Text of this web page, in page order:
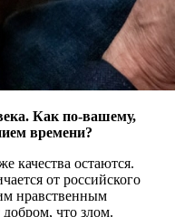
Как по-вашему,
времени?
качества остаются.
от российского
нравственным
добром, что злом.